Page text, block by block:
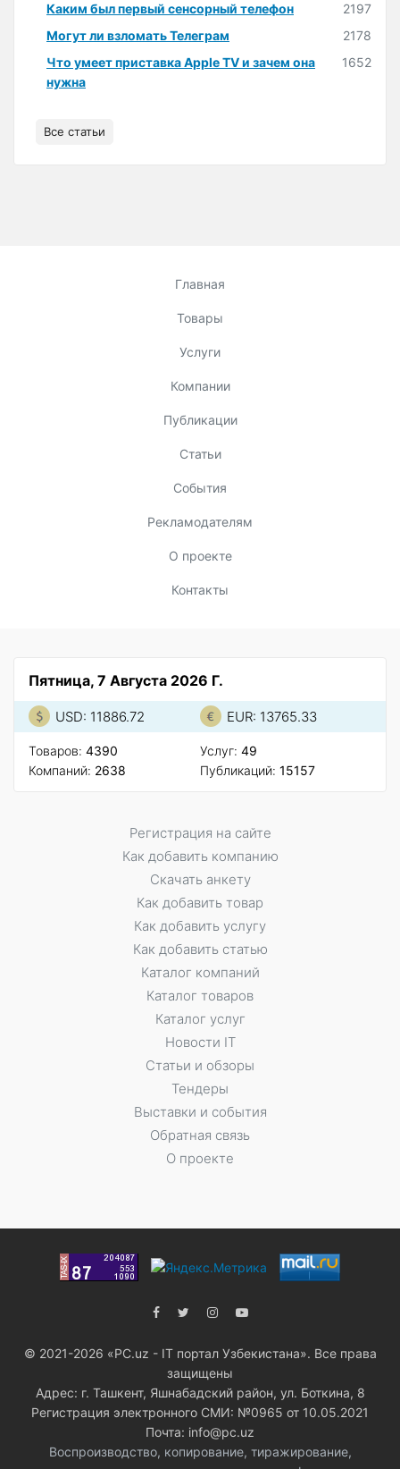
Каким был первый сенсорный телефон
2197
Могут ли взломать Телеграм
2178
Что умеет приставка Apple TV и зачем она
нужна
1652
Все статьи
Главная
Товары
Услуги
Компании
Публикации
Статьи
События
Рекламодателям
О проекте
Контакты
Пятница, 7 Августа 2026 Г.
USD: 11886.72 EUR: 13765.33
Товаров: 4390
Компаний: 2638
Услуг: 49
Публикаций: 15157
Регистрация на сайте
Как добавить компанию
Скачать анкету
Как добавить товар
Как добавить услугу
Как добавить статью
Каталог компаний
Каталог товаров
Каталог услуг
Новости IT
Статьи и обзоры
Тендеры
Выставки и события
Обратная связь
О проекте
© 2021-2026 «PC.uz - IT портал Узбекистана». Все права
защищены
Адрес: г. Ташкент, Яшнабадский район, ул. Боткина, 8
Регистрация электронного СМИ: №0965 от 10.05.2021
Почта: info@pc.uz
Воспроизводство, копирование, тиражирование,